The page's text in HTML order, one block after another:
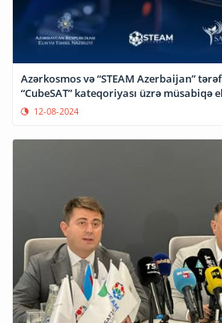
Azərkosmos və “STEAM Azerbaijan”
“CubeSAT” kateqoriyası üzrə müsabiqə
12-08-2024